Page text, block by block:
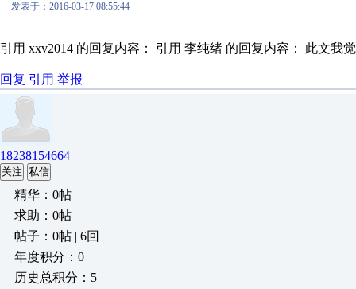
发表于：2016-03-17 08:55:44
引用 xxv2014 的回复内容： 引用 李纯绪 的回复内容： 此文我
回复 引用 举报
18238154664
关注 私信
精华：0帖
求助：0帖
帖子：0帖 | 6回
年度积分：0
历史总积分：5